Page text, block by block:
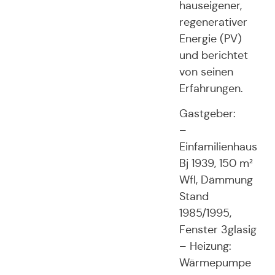
hauseigener,
regenerativer
Energie (PV)
und berichtet
von seinen
Erfahrungen.
Gastgeber:
–
Einfamilienhaus
Bj 1939, 150 m²
Wfl, Dämmung
Stand
1985/1995,
Fenster 3glasig
– Heizung:
Wärmepumpe